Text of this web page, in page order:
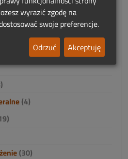
(4)
(30)
wyrazić zgodę na
swoje preferencje.
Odrzuć Akceptuję